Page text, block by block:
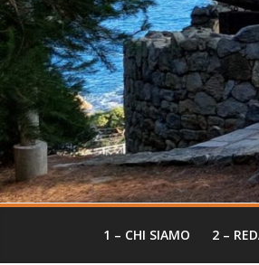
1 – CHI SIAMO 2 –